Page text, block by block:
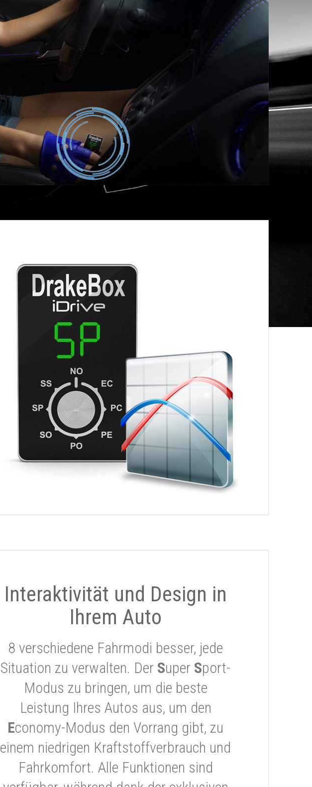
Interaktivität und Design in
Ihrem Auto
8 verschiedene Fahrmodi besser, jede
Situation zu verwalten. Der Super Sport-
Modus zu bringen, um die beste
Leistung Ihres Autos aus, um den
Economy-Modus den Vorrang gibt, zu
einem niedrigen Kraftstoffverbrauch und
Fahrkomfort. Alle Funktionen sind